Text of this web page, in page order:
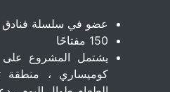
عضو في سلسلة فنادق
150 مفتاحًا
يشتمل المشروع على
كوميساري ، منطقة